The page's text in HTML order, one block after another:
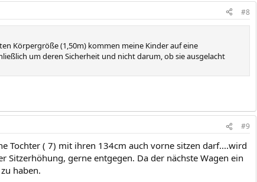
#8
Körpergröße (1,50m) kommen meine Kinder auf eine
um deren Sicherheit und nicht darum, ob sie ausgelacht
#9
Tochter ( 7) mit ihren 134cm auch vorne sitzen darf....wird
gerne entgegen. Da der nächste Wagen ein
haben.